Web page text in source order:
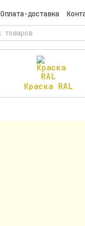
Оплата-доставка
Краска RAL